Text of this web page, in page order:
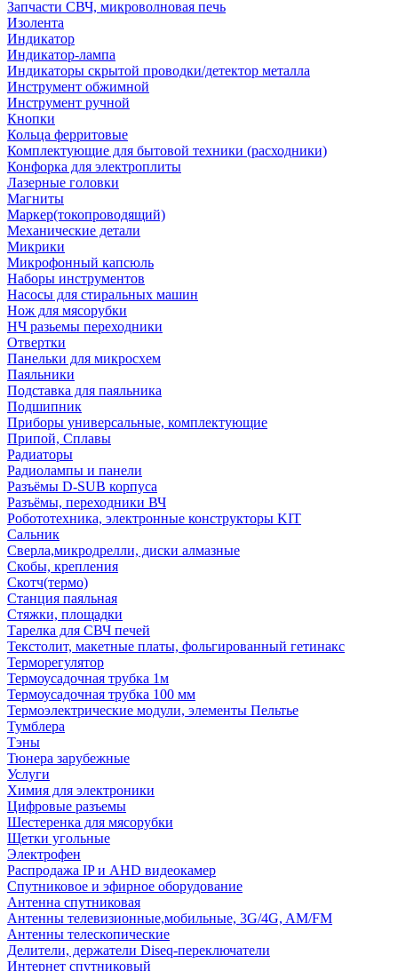
Запчасти СВЧ, микроволновая печь
Изолента
Индикатор
Индикатор-лампа
Индикаторы скрытой проводки/детектор металла
Инструмент обжимной
Инструмент ручной
Кнопки
Кольца ферритовые
Комплектующие для бытовой техники (расходники)
Конфорка для электроплиты
Лазерные головки
Магниты
Маркер(токопроводящий)
Механические детали
Микрики
Микрофонный капсюль
Наборы инструментов
Насосы для стиральных машин
Нож для мясорубки
НЧ разьемы переходники
Отвертки
Панельки для микросхем
Паяльники
Подставка для паяльника
Подшипник
Приборы универсальные, комплектующие
Припой, Сплавы
Радиаторы
Радиолампы и панели
Разъёмы D-SUB корпуса
Разъёмы, переходники ВЧ
Робототехника, электронные конструкторы KIT
Сальник
Сверла,микродрелли, диски алмазные
Скобы, крепления
Скотч(термо)
Станция паяльная
Стяжки, площадки
Тарелка для СВЧ печей
Текстолит, макетные платы, фольгированный гетинакс
Терморегулятор
Термоусадочная трубка 1м
Термоусадочная трубка 100 мм
Термоэлектрические модули, элементы Пельтье
Тумблера
Тэны
Тюнера зарубежные
Услуги
Химия для электроники
Цифровые разъемы
Шестеренка для мясорубки
Щетки угольные
Электрофен
Распродажа IP и AHD видеокамер
Спутниковое и эфирное оборудование
Антенна спутниковая
Антенны телевизионные,мобильные, 3G/4G, AM/FM
Антенны телескопические
Делители, держатели Diseq-переключатели
Интернет спутниковый